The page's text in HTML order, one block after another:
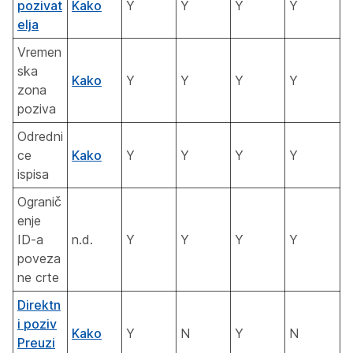
pozivat
elja
Kako Y Y Y Y
Vremen
ska
zona
poziva
Kako Y Y Y Y
Odredni
ce
ispisa
Kako Y Y Y Y
Ogranič
enje
ID-a
poveza
ne crte
n.d. Y Y Y Y
Direktn
i poziv
Preuzi
Kako Y N Y N